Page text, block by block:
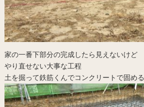
家の一番下部分の完成したら見えないけど
やり直せない大事な工程
土を掘って鉄筋くんでコンクリートで固める